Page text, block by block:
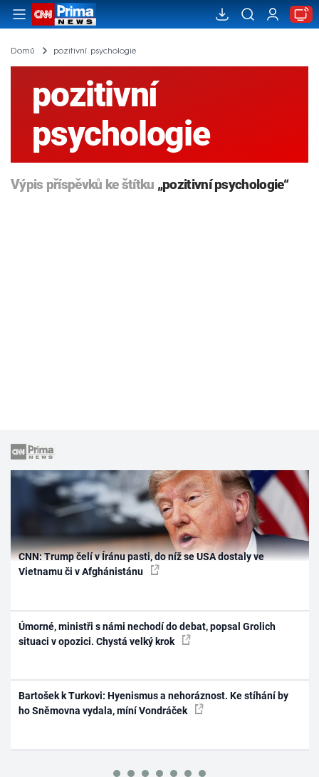
Domů pozitivní psychologie
pozitivní
psychologie
Výpis příspěvků ke štítku „pozitivní psychologie“
CNN: Trump čelí v Íránu pasti, do níž se USA dostaly ve
Vietnamu či v Afghánistánu
Úmorné, ministři s námi nechodí do debat, popsal Grolich
situaci v opozici. Chystá velký krok
Bartošek k Turkovi: Hyenismus a nehoráznost. Ke stíhání by
ho Sněmovna vydala, míní Vondráček